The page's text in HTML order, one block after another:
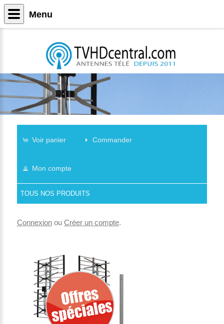
Voir panier Commander
Mon compte
TOUS NOS PRODUITS
Connexionou Créer un compte.
Menu